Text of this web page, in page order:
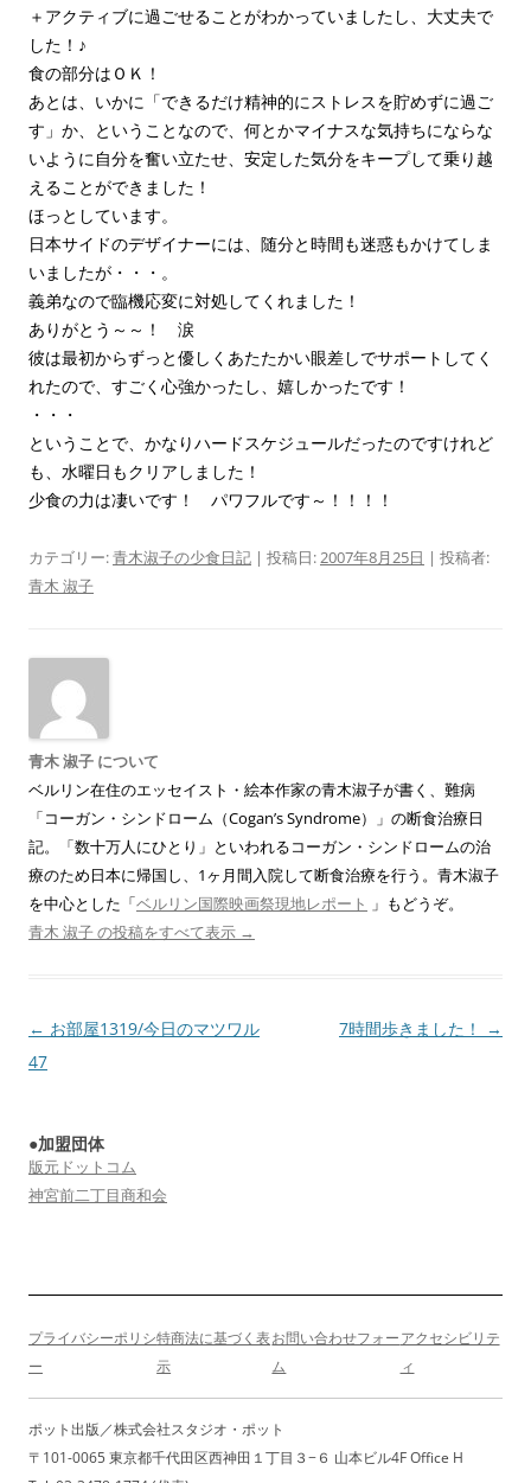
＋アクティブに過ごせることがわかっていましたし、大丈夫で
した！♪
食の部分はＯＫ！
あとは、いかに「できるだけ精神的にストレスを貯めずに過ご
す」か、ということなので、何とかマイナスな気持ちにならな
いように自分を奮い立たせ、安定した気分をキープして乗り越
えることができました！
ほっとしています。
日本サイドのデザイナーには、随分と時間も迷惑もかけてしま
いましたが・・・。
義弟なので臨機応変に対処してくれました！
ありがとう～～！ 涙
彼は最初からずっと優しくあたたかい眼差しでサポートしてく
れたので、すごく心強かったし、嬉しかったです！
・・・
ということで、かなりハードスケジュールだったのですけれど
も、水曜日もクリアしました！
少食の力は凄いです！ パワフルです～！！！！
カテゴリー:青木淑子の少食日記 | 投稿日: 2007年8月25日 | 投稿者:
青木 淑子
青木 淑子 について
ベルリン在住のエッセイスト・絵本作家の青木淑子が書く、難病
「コーガン・シンドローム（Cogan’s Syndrome）」の断食治療日
記。「数十万人にひとり」といわれるコーガン・シンドロームの治
療のため日本に帰国し、1ヶ月間入院して断食治療を行う。青木淑子
を中心とした「ベルリン国際映画祭現地レポート 」もどうぞ。
青木 淑子 の投稿をすべて表示 →
投
稿
ゲ
ー
ン
← お部屋1319/今日のマツワル
47
7時間歩きました！ →
●加盟団体
版元ドットコム
神宮前二丁目商和会
プライバシーポリシ
ー
特商法に基づく表
示
お問い合わせフォー
ム
アクセシビリテ
ィ
ポット出版／株式会社スタジオ・ポット
〒101-0065 東京都千代田区西神田１丁目３−６ 山本ビル4F Office H